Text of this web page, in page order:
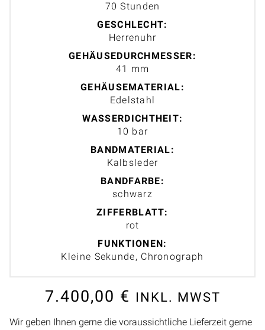
70 Stunden
GESCHLECHT:
Herrenuhr
GEHÄUSEDURCHMESSER:
41 mm
GEHÄUSEMATERIAL:
Edelstahl
WASSERDICHTHEIT:
10 bar
BANDMATERIAL:
Kalbsleder
BANDFARBE:
schwarz
ZIFFERBLATT:
rot
FUNKTIONEN:
Kleine Sekunde, Chronograph
7.400,00 € INKL. MWST
Wir geben Ihnen gerne die voraussichtliche Lieferzeit gerne